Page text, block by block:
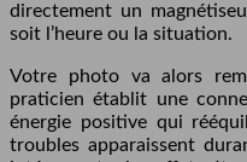
directement un
soit l’heure ou la situation.
Votre photo va alors
praticien établit une
énergie positive qui
troubles apparaissent